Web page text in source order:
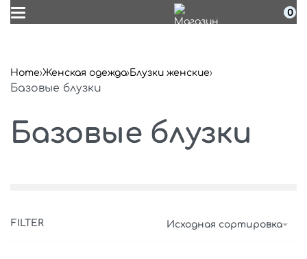
0
Home›Женская одежда›Блузки женские›
Базовые блузки
Базовые блузки
Исходная сортировка
FILTER